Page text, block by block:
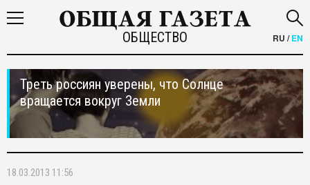
ОБЩЕСТВО RU /EN
Треть россиян уверены, что Солнце
вращается вокруг Земли
18.03.2013 11:56